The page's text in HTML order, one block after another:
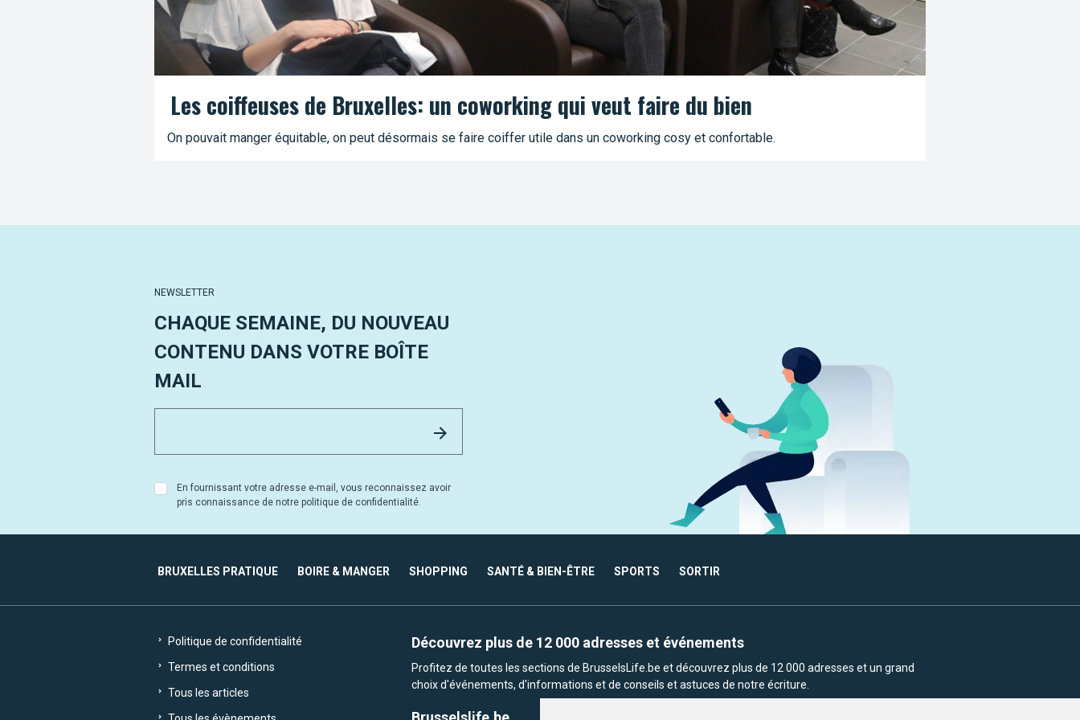
Les coiffeuses de Bruxelles: un coworking qui veut faire du bien
On pouvait manger équitable, on peut désormais se faire coiffer utile dans un coworking cosy et confortable.
NEWSLETTER
CHAQUE SEMAINE, DU NOUVEAU
CONTENU DANS VOTRE BOÎTE
MAIL
En fournissant votre adresse e-mail, vous reconnaissez avoir
pris connaissance de notre politique de confidentialité.
BRUXELLES PRATIQUE BOIRE & MANGER SHOPPING SANTÉ & BIEN-ÊTRE SPORTS SORTIR
Politique de confidentialité
Termes et conditions
Tous les articles
Découvrez plus de 12 000 adresses et événements
Profitez de toutes les sections de BrusselsLife.be et découvrez plus de 12 000 adresses et un grand
choix d'événements, d'informations et de conseils et astuces de notre écriture.